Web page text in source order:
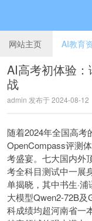
网站主页 AI教育
AI高考初体验
战
admin 发布于 2024-08-12
随着2024年全国高考
OpenCompass评测
考盛宴。七大国内外
考全科目测试中一展
单揭晓，其中书生·
大模型Qwen2-72B
科成绩均超河南省一